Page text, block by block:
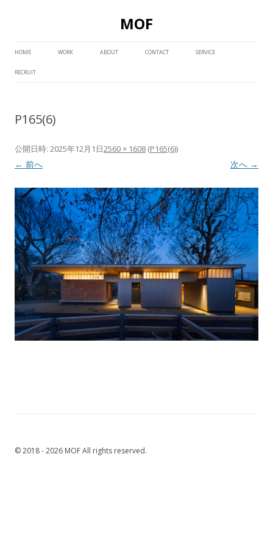
MOF
ン
ン
ッ
プ
HOME WORK ABOUT CONTACT SERVICE
RECRUIT
P165(6)
公開日時: 2025年12月1日2560 × 1608 (P165(6))
← 前へ 次へ →
© 2018 - 2026 MOF All rights reserved.